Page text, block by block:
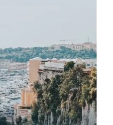
捷克共和國
埃及